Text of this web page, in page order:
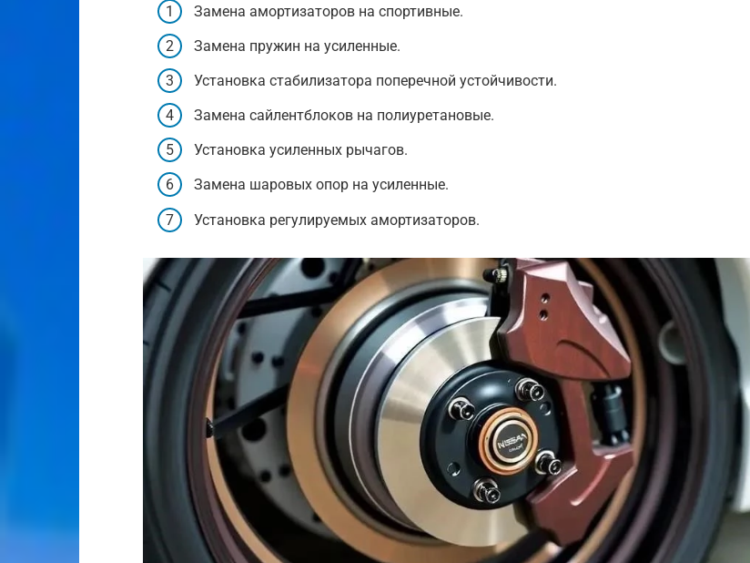
Замена амортизаторов на спортивные.
Замена пружин на усиленные.
Установка стабилизатора поперечной устойчивости.
Замена сайлентблоков на полиуретановые.
Установка усиленных рычагов.
Замена шаровых опор на усиленные.
Установка регулируемых амортизаторов.